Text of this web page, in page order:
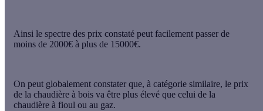
Ainsi le spectre des prix constaté peut facilement passer de
moins de 2000€ à plus de 15000€.
On peut globalement constater que, à catégorie similaire, le prix
de la chaudière à bois va être plus élevé que celui de la
chaudière à fioul ou au gaz.